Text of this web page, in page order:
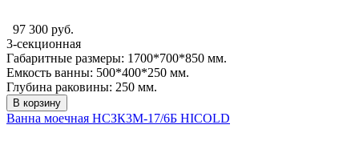
97 300 руб.
3-секционная
Габаритные размеры: 1700*700*850 мм.
Емкость ванны: 500*400*250 мм.
Глубина раковины: 250 мм.
В корзину
Ванна моечная НСЗК3М-17/6Б HICOLD